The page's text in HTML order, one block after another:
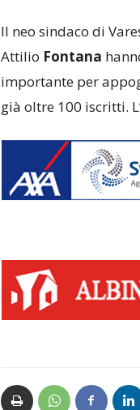
Il neo sindaco di
Attilio Fontana
importante per
già oltre 100 iscritti.